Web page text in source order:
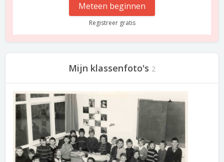
Meteen beginnen
Registreer gratis
Mijn klassenfoto's 2